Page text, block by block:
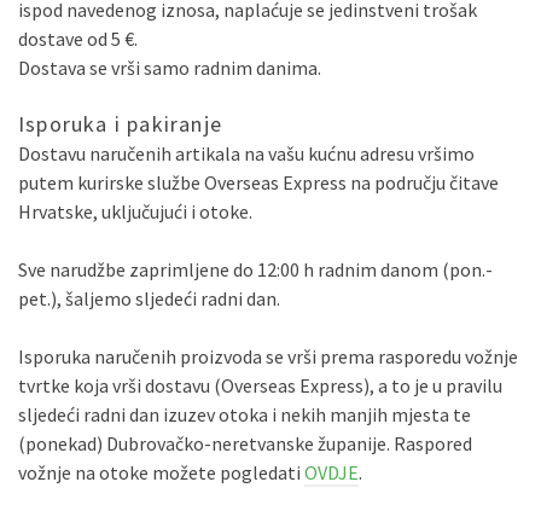
ispod navedenog iznosa, naplaćuje se jedinstveni trošak
dostave od 5 €.
Dostava se vrši samo radnim danima.
Isporuka i pakiranje
Dostavu naručenih artikala na vašu kućnu adresu vršimo
putem kurirske službe Overseas Express na području čitave
Hrvatske, uključujući i otoke.
Sve narudžbe zaprimljene do 12:00 h radnim danom (pon.-
pet.), šaljemo sljedeći radni dan.
Isporuka naručenih proizvoda se vrši prema rasporedu vožnje
tvrtke koja vrši dostavu (Overseas Express), a to je u pravilu
sljedeći radni dan izuzev otoka i nekih manjih mjesta te
(ponekad) Dubrovačko-neretvanske županije. Raspored
vožnje na otoke možete pogledati OVDJE.